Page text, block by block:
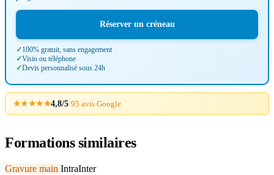
Réserver un créneau
100% gratuit, sans engagement
Visio ou téléphone
Devis personnalisé sous 24h
★★★★★4,8/5·95 avis Google
Formations similaires
Gravure main IntraInter